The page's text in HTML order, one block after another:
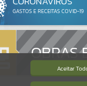
OBRAS
Aceitar